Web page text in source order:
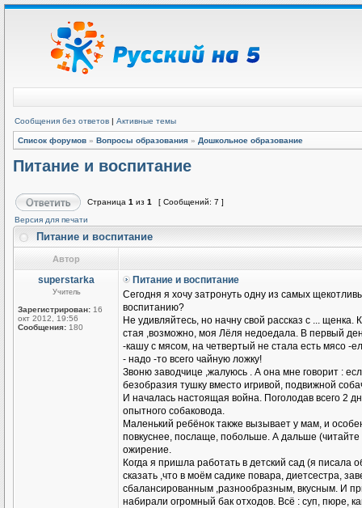
Сообщения без ответов | Активные темы
Список форумов » Вопросы образования » Дошкольное образование
Питание и воспитание
Страница 1 из 1
[ Сообщений: 7 ]
Версия для печати
Питание и воспитание
Автор
superstarka
Учитель
Зарегистрирован: 16
окт 2012, 19:56
Сообщения: 180
Питание и воспитание
Сегодня я хочу затронуть одну из самых
воспитанию?
Не удивляйтесь, но начну свой рассказ с ...
стая ,возможно, моя Лёля недоедала. В первый
-кашу с мясом, на четвертый не стала есть мясо -
- надо -то всего чайную ложку!
Звоню заводчице ,жалуюсь . А она мне говорит :
безобразия тушку вместо игривой, подвижной
И началась настоящая война. Поголодав всего 2
опытного собаковода.
Маленький ребёнок также вызывает у мам, и
повкуснее, послаще, побольше. А дальше
ожирение.
Когда я пришла работать в детский сад (я
сказать ,что в моём садике повара, диетсестра,
сбалансированным ,разнообразным, вкусным. И
набирали огромный бак отходов. Всё : суп, пюре,